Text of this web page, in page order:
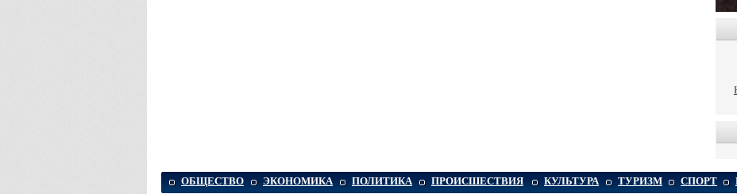
ОБЩЕСТВО ЭКОНОМИКА ПОЛИТИКА ПРОИСШЕСТВИЯ КУЛЬТУРА ТУРИЗМ СПОРТ